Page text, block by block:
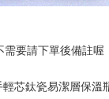
要請下單後備註喔
芯鈦瓷易潔層保溫